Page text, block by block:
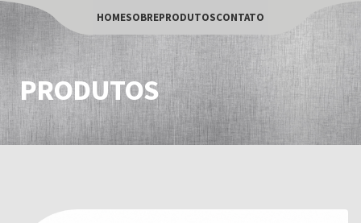
HOMESOBREPRODUTOSCONTATO
PRODUTOS